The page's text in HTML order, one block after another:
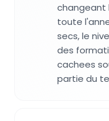
changeant
toute
secs, le
des
cachees
partie du